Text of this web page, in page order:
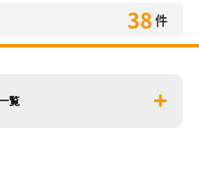
38 件
覧